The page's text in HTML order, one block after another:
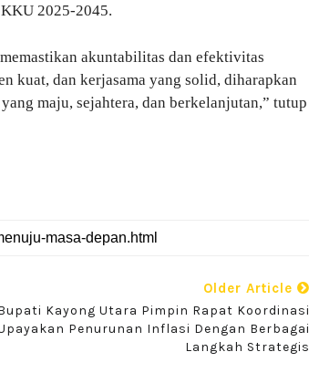
2025-2045.
akuntabilitas dan efektivitas
kuat, dan kerjasama yang solid, diharapkan
maju, sejahtera, dan berkelanjutan,” tutup
Older Article
Kayong Utara Pimpin Rapat Koordinasi
Penurunan Inflasi Dengan Berbagai
Langkah Strategis